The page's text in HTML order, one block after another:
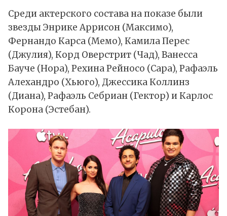
Среди актерского состава на показе были
звезды Энрике Аррисон (Максимо),
Фернандо Карса (Мемо), Камила Перес
(Джулия), Корд Оверстрит (Чад), Ванесса
Бауче (Нора), Рехина Рейносо (Сара), Рафаэль
Алехандро (Хьюго), Джессика Коллинз
(Диана), Рафаэль Себриан (Гектор) и Карлос
Корона (Эстебан).